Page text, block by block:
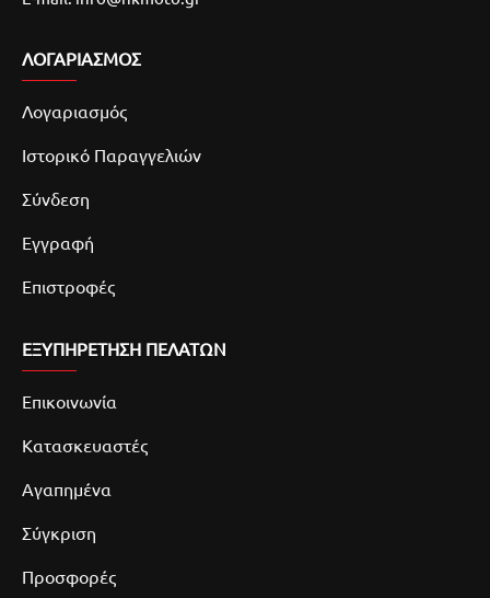
ΛΟΓΑΡΙΑΣΜΌΣ
Λογαριασμός
Ιστορικό Παραγγελιών
Σύνδεση
Εγγραφή
Επιστροφές
ΕΞΥΠΗΡΕΤΗΣΗ ΠΕΛΑΤΩΝ
Επικοινωνία
Κατασκευαστές
Αγαπημένα
Σύγκριση
Προσφορές